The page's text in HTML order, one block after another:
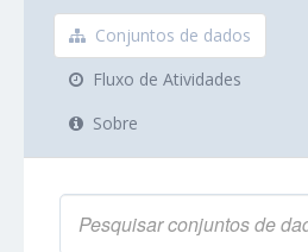
Sobre
Conjuntos de dados
Fluxo de Atividades
Sobre